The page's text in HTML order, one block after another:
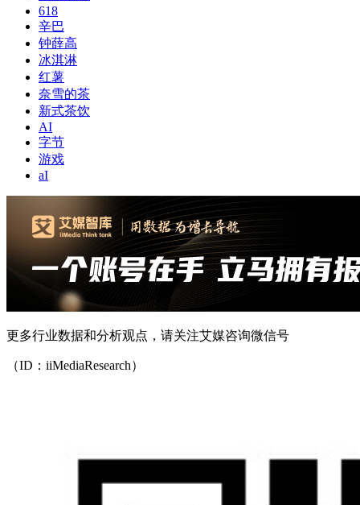
618
辛巴
钟薛高
冰淇淋
红薯
奈雪的茶
新式茶饮
AI
字节
游戏
aI
更多行业数据和分析观点，请关注艾媒咨询微信号
（ID：iiMediaResearch）